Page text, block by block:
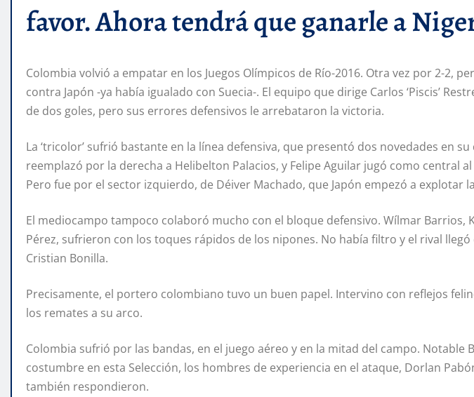
favor. Ahora tendrá que ganarle a
Colombia volvió a empatar en los Juegos Olímpicos de Río-2016. Otra vez por 2-2,
contra Japón -ya había igualado con Suecia-. El equipo que dirige Carlos ‘Piscis’
de dos goles, pero sus errores defensivos le arrebataron la victoria.
La ‘tricolor’ sufrió bastante en la línea defensiva, que presentó dos novedades en
reemplazó por la derecha a Helibelton Palacios, y Felipe Aguilar jugó como central
Pero fue por el sector izquierdo, de Déiver Machado, que Japón empezó a explotar
El mediocampo tampoco colaboró mucho con el bloque defensivo. Wílmar Barrios,
Pérez, sufrieron con los toques rápidos de los nipones. No había filtro y el rival
Cristian Bonilla.
Precisamente, el portero colombiano tuvo un buen papel. Intervino con reflejos
los remates a su arco.
Colombia sufrió por las bandas, en el juego aéreo y en la mitad del campo. Notable
costumbre en esta Selección, los hombres de experiencia en el ataque, Dorlan
también respondieron.